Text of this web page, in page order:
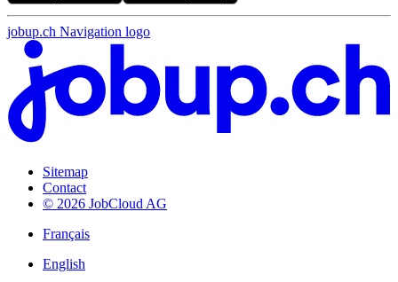
jobup.ch Navigation logo
Sitemap
Contact
© 2026 JobCloud AG
Français
English